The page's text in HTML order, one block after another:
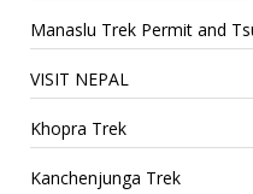
Manaslu Trek Permit and
VISIT NEPAL
Khopra Trek
Kanchenjunga Trek